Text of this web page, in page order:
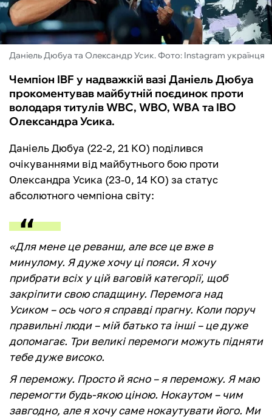
БУКМЕКЕРИ
Даніель Дюбуа та Олександр Усик. Фото: Instagram українця
Чемпіон IBF у надважкій вазі Даніель Дюбуа
прокоментував майбутній поєдинок проти
володаря титулів WBC, WBO, WBA та IBO
Олександра Усика.
Даніель Дюбуа (22-2, 21 КО) поділився
очікуваннями від майбутнього бою проти
Олександра Усика (23-0, 14 КО) за статус
абсолютного чемпіона світу:
«Для мене це реванш, але все це вже в
минулому. Я дуже хочу ці пояси. Я хочу
прибрати всіх у цій ваговій категорії, щоб
закріпити свою спадщину. Перемога над
Усиком – ось чого я справді прагну. Коли поруч
правильні люди – мій батько та інші – це дуже
допомагає. Три великі перемоги можуть підняти
тебе дуже високо.
Я переможу. Просто й ясно – я переможу. Я маю
перемогти будь-якою ціною. Нокаутом – чим
завгодно, але я хочу саме нокаутувати його. Ми